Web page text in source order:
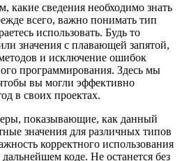
какие сведения необходимо знать
всего, важно понимать тип
использовать. Будь то
значения с плавающей запятой,
и исключение ошибок
программирования. Здесь мы
вы могли эффективно
в своих проектах.
показывающие, как данный
значения для различных типов
корректного использования
коде. Не останется без